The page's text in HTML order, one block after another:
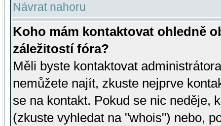
Návrat nahoru
Koho mám kontaktovat ohledně
záležitostí fóra?
Měli byste kontaktovat
nemůžete najít, zkuste nejprve
se na kontakt. Pokud se nic neděje,
(zkuste vyhledat na "whois") nebo,